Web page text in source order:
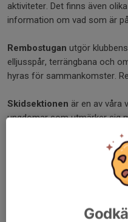
aktiviteter. Det finns även
information om vad som är
Rembostugan utgör
elljusspår, terrängbana och
hyras för sammankomster.
Skidsektionen är en av våra
ungdomar som utmärker sig
tävlingssammanhang.
med sammanlagt runt 30
erbjuder ett antal
träningsläger och fikakvällar.
terrängserien i september